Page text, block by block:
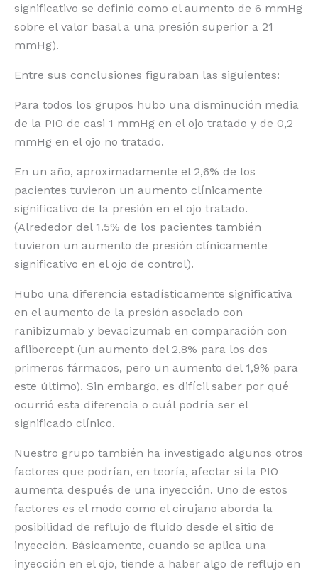
significativo se definió como el aumento de 6 mmHg
sobre el valor basal a una presión superior a 21
mmHg).
Entre sus conclusiones figuraban las siguientes:
Para todos los grupos hubo una disminución media
de la PIO de casi 1 mmHg en el ojo tratado y de 0,2
mmHg en el ojo no tratado.
En un año, aproximadamente el 2,6% de los
pacientes tuvieron un aumento clínicamente
significativo de la presión en el ojo tratado.
(Alrededor del 1.5% de los pacientes también
tuvieron un aumento de presión clínicamente
significativo en el ojo de control).
Hubo una diferencia estadísticamente significativa
en el aumento de la presión asociado con
ranibizumab y bevacizumab en comparación con
aflibercept (un aumento del 2,8% para los dos
primeros fármacos, pero un aumento del 1,9% para
este último). Sin embargo, es difícil saber por qué
ocurrió esta diferencia o cuál podría ser el
significado clínico.
Nuestro grupo también ha investigado algunos otros
factores que podrían, en teoría, afectar si la PIO
aumenta después de una inyección. Uno de estos
factores es el modo como el cirujano aborda la
posibilidad de reflujo de fluido desde el sitio de
inyección. Básicamente, cuando se aplica una
inyección en el ojo, tiende a haber algo de reflujo en